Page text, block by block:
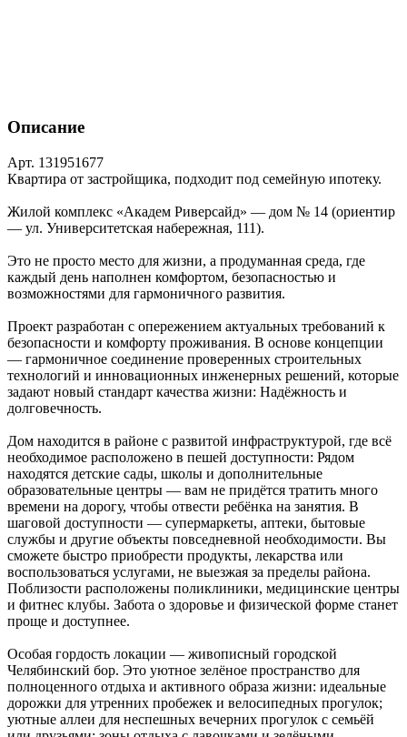
Описание
Арт. 131951677
Квартира от застройщика, подходит под семейную ипотеку.
Жилой комплекс «Академ Риверсайд» — дом № 14 (ориентир
— ул. Университетская набережная, 111).
Это не просто место для жизни, а продуманная среда, где
каждый день наполнен комфортом, безопасностью и
возможностями для гармоничного развития.
Проект разработан с опережением актуальных требований к
безопасности и комфорту проживания. В основе концепции
— гармоничное соединение проверенных строительных
технологий и инновационных инженерных решений, которые
задают новый стандарт качества жизни: Надёжность и
долговечность.
Дом находится в районе с развитой инфраструктурой, где всё
необходимое расположено в пешей доступности: Рядом
находятся детские сады, школы и дополнительные
образовательные центры — вам не придётся тратить много
времени на дорогу, чтобы отвести ребёнка на занятия. В
шаговой доступности — супермаркеты, аптеки, бытовые
службы и другие объекты повседневной необходимости. Вы
сможете быстро приобрести продукты, лекарства или
воспользоваться услугами, не выезжая за пределы района.
Поблизости расположены поликлиники, медицинские центры
и фитнес клубы. Забота о здоровье и физической форме станет
проще и доступнее.
Особая гордость локации — живописный городской
Челябинский бор. Это уютное зелёное пространство для
полноценного отдыха и активного образа жизни: идеальные
дорожки для утренних пробежек и велосипедных прогулок;
уютные аллеи для неспешных вечерних прогулок с семьёй